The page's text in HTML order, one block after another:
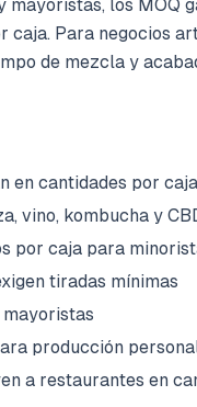
mayoristas, los MOQ
caja. Para negocios
de mezcla y
en cantidades por
vino, kombucha y
por caja para
tiradas mínimas
mayoristas
producción
a restaurantes en